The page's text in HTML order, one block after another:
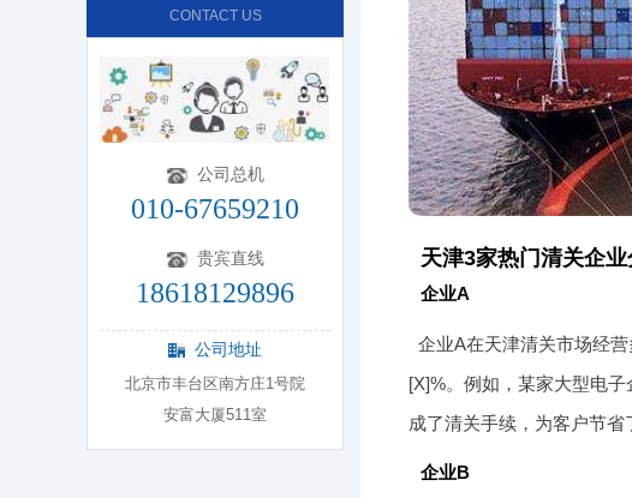
CONTACT US
公司总机
010-67659210
贵宾直线
18618129896
公司地址
北京市丰台区南方庄1号院
安富大厦511室
天津3家热门清关企
企业A
企业A在天津清关市场经
[X]%。例如，某家大型电
成了清关手续，为客户节
企业B